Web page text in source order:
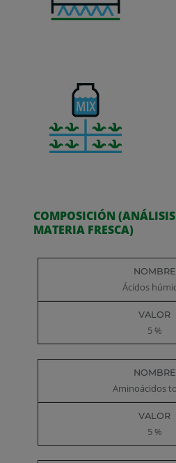
COMPOSICIÓN
MATERIA FRESCA)
Valor
Ácidos
5 %
Aminoácidos
5 %